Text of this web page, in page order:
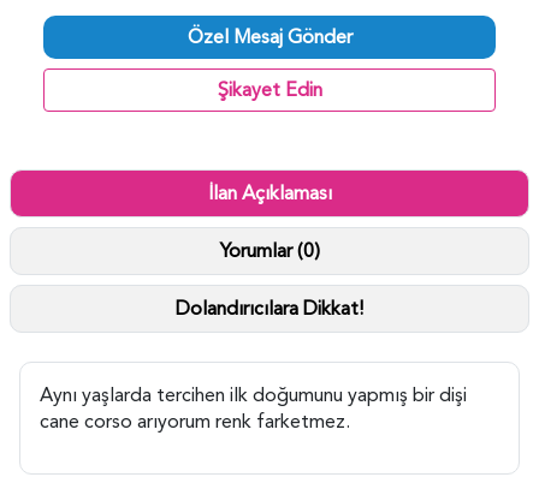
Özel Mesaj Gönder
Şikayet Edin
İlan Açıklaması
Yorumlar (0)
Dolandırıcılara Dikkat!
Aynı yaşlarda tercihen ilk doğumunu yapmış bir dişi
cane corso arıyorum renk farketmez.